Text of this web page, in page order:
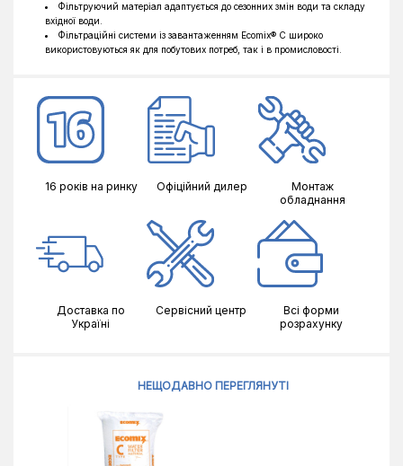
Фільтруючий матеріал адаптується до сезонних змін води та складу
вхідної води.
Фільтраційні системи із завантаженням Ecomix® С широко
використовуються як для побутових потреб, так і в промисловості.
16 років на ринку Офіційний дилер
Монтаж
обладнання
Доставка по
Україні
Сервісний центр
Всі форми
розрахунку
НЕЩОДАВНО ПЕРЕГЛЯНУТІ